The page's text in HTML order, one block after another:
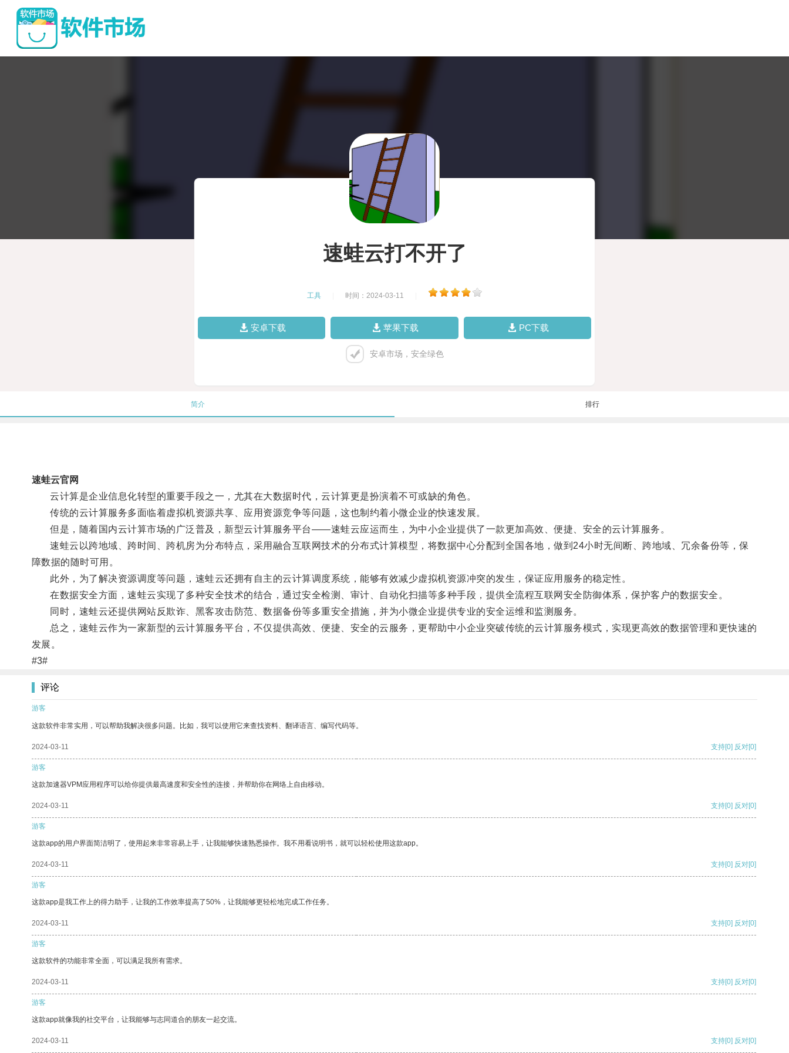
速蛙云打不开了
工具 时间：2024-03-11
安卓下载 苹果下载 PC下载
安卓市场，安全绿色
简介 排行
速蛙云官网
云计算是企业信息化转型的重要手段之一，尤其在大数据时代，云计算更是扮演着不可或缺的角色。
传统的云计算服务多面临着虚拟机资源共享、应用资源竞争等问题，这也制约着小微企业的快速发展。
但是，随着国内云计算市场的广泛普及，新型云计算服务平台——速蛙云应运而生，为中小企业提供了一款更加高效、便捷、安全的云计算服务。
速蛙云以跨地域、跨时间、跨机房为分布特点，采用融合互联网技术的分布式计算模型，将数据中心分配到全国各地，做到24小时无间断、跨地域、冗余备份等，保
障数据的随时可用。
此外，为了解决资源调度等问题，速蛙云还拥有自主的云计算调度系统，能够有效减少虚拟机资源冲突的发生，保证应用服务的稳定性。
在数据安全方面，速蛙云实现了多种安全技术的结合，通过安全检测、审计、自动化扫描等多种手段，提供全流程互联网安全防御体系，保护客户的数据安全。
同时，速蛙云还提供网站反欺诈、黑客攻击防范、数据备份等多重安全措施，并为小微企业提供专业的安全运维和监测服务。
总之，速蛙云作为一家新型的云计算服务平台，不仅提供高效、便捷、安全的云服务，更帮助中小企业突破传统的云计算服务模式，实现更高效的数据管理和更快速的
发展。
#3#
评论
游客
这款软件非常实用，可以帮助我解决很多问题。比如，我可以使用它来查找资料、翻译语言、编写代码等。
2024-03-11 支持[0] 反对[0]
游客
这款加速器VPM应用程序可以给你提供最高速度和安全性的连接，并帮助你在网络上自由移动。
2024-03-11 支持[0] 反对[0]
游客
这款app的用户界面简洁明了，使用起来非常容易上手，让我能够快速熟悉操作。我不用看说明书，就可以轻松使用这款app。
2024-03-11 支持[0] 反对[0]
游客
这款app是我工作上的得力助手，让我的工作效率提高了50%，让我能够更轻松地完成工作任务。
2024-03-11 支持[0] 反对[0]
游客
这款软件的功能非常全面，可以满足我所有需求。
2024-03-11 支持[0] 反对[0]
游客
这款app就像我的社交平台，让我能够与志同道合的朋友一起交流。
2024-03-11 支持[0] 反对[0]